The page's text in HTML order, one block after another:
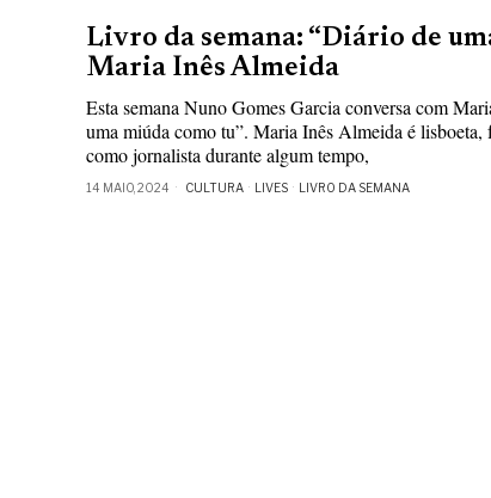
Livro da semana: “Diário de
Maria Inês Almeida
Esta semana Nuno Gomes Garcia conversa com
uma miúda como tu”. Maria Inês Almeida é
como jornalista durante algum tempo,
14 MAIO, 2024 CULTURA · LIVES · LIVRO DA SEMANA